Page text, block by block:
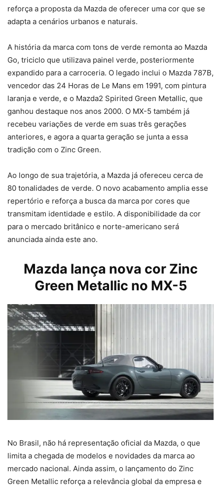
reforça a proposta da Mazda de oferecer uma cor que se
adapta a cenários urbanos e naturais.
A história da marca com tons de verde remonta ao Mazda
Go, triciclo que utilizava painel verde, posteriormente
expandido para a carroceria. O legado inclui o Mazda 787B,
vencedor das 24 Horas de Le Mans em 1991, com pintura
laranja e verde, e o Mazda2 Spirited Green Metallic, que
ganhou destaque nos anos 2000. O MX-5 também já
recebeu variações de verde em suas três gerações
anteriores, e agora a quarta geração se junta a essa
tradição com o Zinc Green.
Ao longo de sua trajetória, a Mazda já ofereceu cerca de
80 tonalidades de verde. O novo acabamento amplia esse
repertório e reforça a busca da marca por cores que
transmitam identidade e estilo. A disponibilidade da cor
para o mercado britânico e norte-americano será
anunciada ainda este ano.
Mazda lança nova cor Zinc
Green Metallic no MX-5
No Brasil, não há representação oficial da Mazda, o que
limita a chegada de modelos e novidades da marca ao
mercado nacional. Ainda assim, o lançamento do Zinc
Green Metallic reforça a relevância global da empresa e